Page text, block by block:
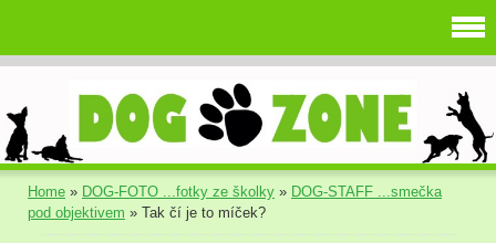
Home » DOG-FOTO ...fotky ze školky » DOG-STAFF ...smečka
pod objektivem » Tak čí je to míček?